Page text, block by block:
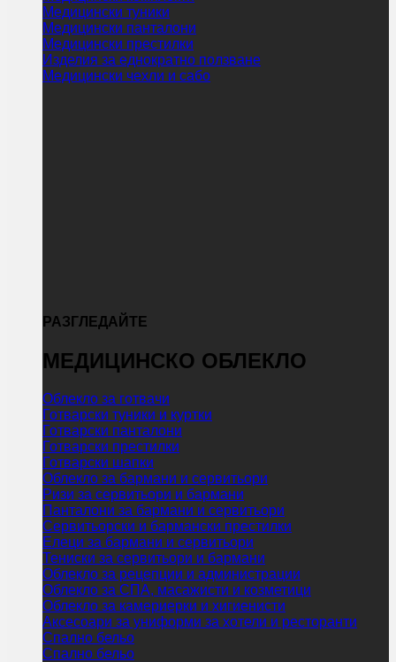
Медицински туники
Медицински панталони
Медицински престилки
Изделия за еднократно ползване
Медицински чехли и сабо
РАЗГЛЕДАЙТЕ
МЕДИЦИНСКО ОБЛЕКЛО
Облекло за готвачи
Готварски туники и куртки
Готварски панталони
Готварски престилки
Готварски шапки
Облекло за бармани и сервитьори
Ризи за сервитьори и бармани
Панталони за бармани и сервитьори
Сервитьорски и бармански престилки
Елеци за бармани и сервитьори
Тениски за сервитьори и бармани
Облекло за рецепции и администрации
Облекло за СПА, масажисти и козметици
Облекло за камериерки и хигиенисти
Аксесоари за униформи за хотели и ресторанти
Спално бельо
Спално бельо